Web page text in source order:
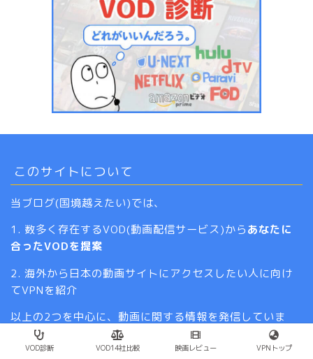
このサイトについて
当ブログ(国境越えたい)では、
1. 数多く存在するVOD(動画配信サービス)からあなたに
合ったVODを提案
2. 海外から日本の動画サイトにアクセスしたい人に向け
てVPNを紹介
以上の2つを中心に、動画に関する情報を発信していま
VOD診断 VOD14社比較 映画レビュー VPNトップ